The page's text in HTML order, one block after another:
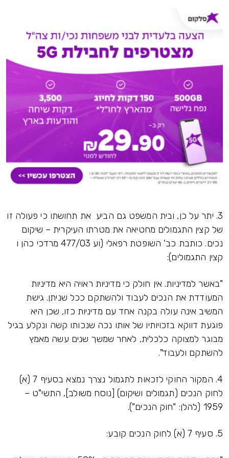
3. יתר על כן, ובית המשפט גם הביע את תחושתו כי פעולה זו
של קצין התגמולים מחטיאה את מטרתו העיקרית – שיקום
נכים. כותבת כב' השופטת רפאלי (וע 477/03 מרדכי כהן ו
קצין התגמולים):
"באשר למדיניות. אין חולק כי מדיניות ראויה היא מדיניות
המעודדת את הנכים לעבוד ולהשתקם ככל שניתן. גישת
המשיב אינה עולה בקנה אחד עם מדיניות כזו, שכן היא
פוגעת דווקא בזכויותיו של אותו נכה שנכותו קשה ונקלע בגיל
מבוגר למצוקה כלכלית, לאחר שמשך שנים עשה מאמץ
להשתקם ולעבוד".
4. המקור החוקי לזכאות לתגמול נצרך נמצא בסעיף 7 (א)
לחוק הנכים (תגמולים ושיקום) [נוסח משולב], התשי"ט –
1959 (להלן: "חוק הנכים").
5. סעיף 7 (א) לחוק הנכים קובע: